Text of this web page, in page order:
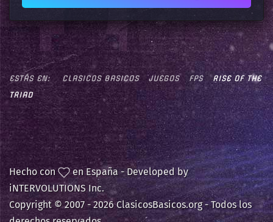
ESTÁS EN: CLASICOS BASICOS JUEGOS FPS
RISE OF THE
TRIAD
Hecho con
en España - Developed by
iNTERVOLUTIONS Inc.
Copyright © 2007 -2026 ClasicosBasicos.org - Todos los